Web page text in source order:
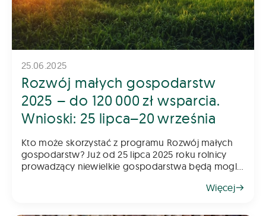
25.06.2025
Rozwój małych gospodarstw
2025 – do 120 000 zł wsparcia.
Wnioski: 25 lipca–20 września
Kto może skorzystać z programu Rozwój małych
gospodarstw? Już od 25 lipca 2025 roku rolnicy
prowadzący niewielkie gospodarstwa będą mogli
Więcej